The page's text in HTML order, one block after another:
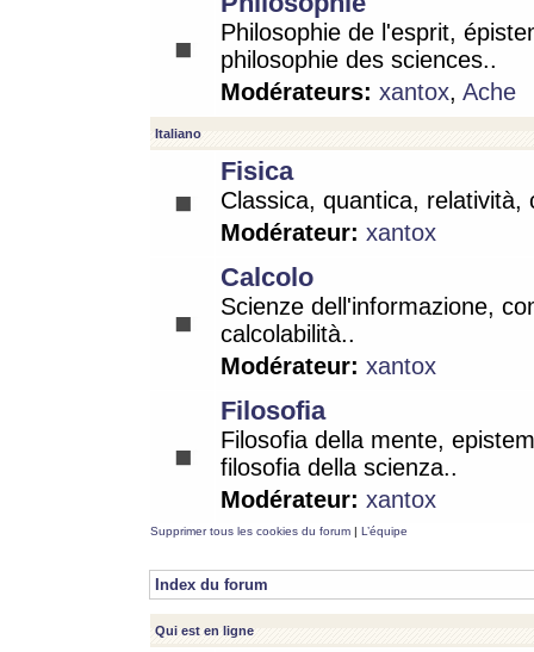
Philosophie de l'esprit,
philosophie des sciences..
Modérateurs: xantox, Ache
Italiano
Fisica
Classica, quantica, relatività,
Modérateur: xantox
Calcolo
Scienze dell'informazione,
calcolabilità..
Modérateur: xantox
Filosofia
Filosofia della mente,
filosofia della scienza..
Modérateur: xantox
Supprimer tous les cookies du forum | L’équipe
Index du forum
Qui est en ligne